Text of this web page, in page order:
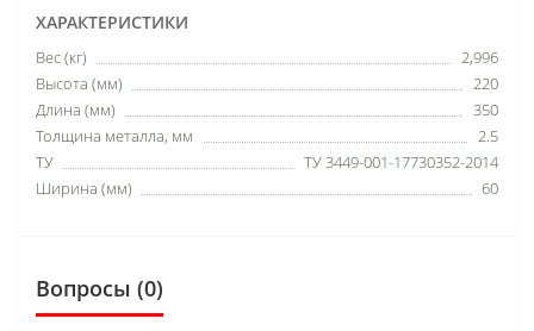
ХАРАКТЕРИСТИКИ
Вес (кг)
2,996
Высота (мм)
220
Длина (мм)
350
Толщина металла, мм
2.5
ТУ
ТУ 3449-001-17730352-2014
Ширина (мм)
60
Вопросы (0)